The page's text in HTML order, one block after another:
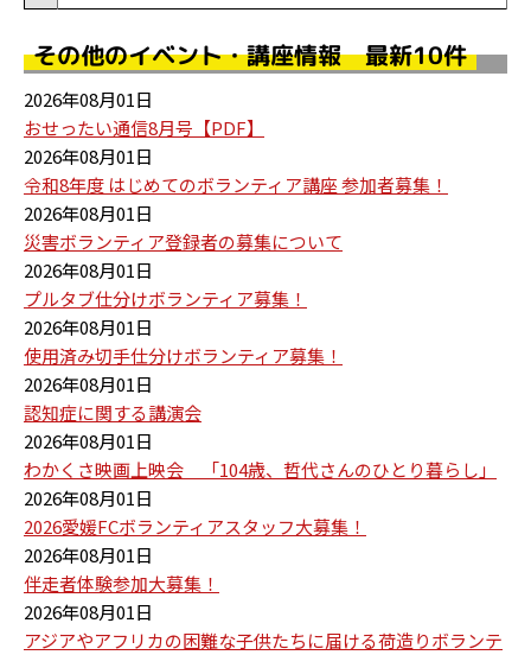
その他のイベント・講座情報 最新10件
2026年08月01日
おせったい通信8月号【PDF】
2026年08月01日
令和8年度 はじめてのボランティア講座 参加者募集！
2026年08月01日
災害ボランティア登録者の募集について
2026年08月01日
プルタブ仕分けボランティア募集！
2026年08月01日
使用済み切手仕分けボランティア募集！
2026年08月01日
認知症に関する講演会
2026年08月01日
わかくさ映画上映会 「104歳、哲代さんのひとり暮らし」
2026年08月01日
2026愛媛FCボランティアスタッフ大募集！
2026年08月01日
伴走者体験参加大募集！
2026年08月01日
アジアやアフリカの困難な子供たちに届ける荷造りボランテ